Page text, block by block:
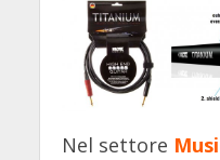
Nel settore